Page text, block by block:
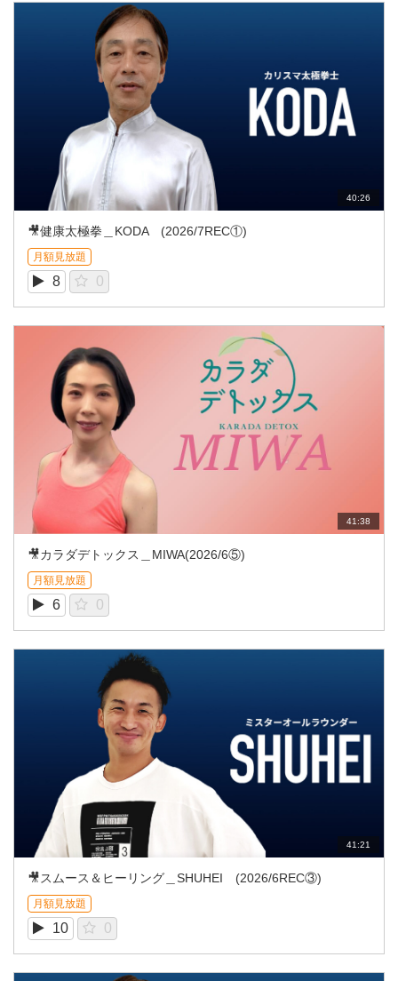
40:26
🎥健康太極拳＿KODA (2026/7REC①)
月額見放題
8 0
41:38
🎥カラダデトックス＿MIWA(2026/6⑤)
月額見放題
6 0
41:21
🎥スムース＆ヒーリング＿SHUHEI (2026/6REC③)
月額見放題
10 0